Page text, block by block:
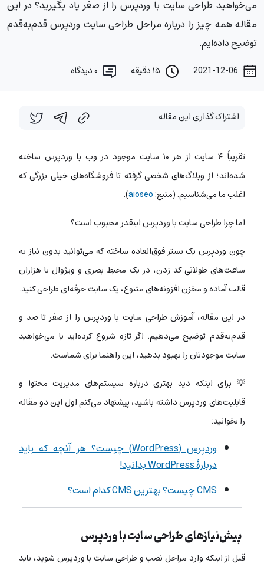
می‌خواهید طراحی سایت با وردپرس را از صفر یاد بگیرید؟ در این
مقاله همه چیز را درباره مراحل طراحی سایت وردپرس قدم‌به‌قدم
توضیح داده‌ایم.
دیدگاه
اشتراک گذاری این مقاله
تقریباً ۴ سایت از هر ۱۰ سایت موجود در وب با وردپرس ساخته
شده‌اند؛ از وبلاگ‌های شخصی گرفته تا فروشگاه‌های خیلی بزرگی که
اغلب ما می‌شناسیم. (منبع:aioseo
).
اما چرا طراحی سایت با وردپرس اینقدر محبوب است؟
چون وردپرس یک بستر فوق‌العاده ساخته که می‌توانید بدون نیاز به
ساعت‌های طولانی کد زدن، در یک محیط بصری و ویژوال با هزاران
قالب آماده و مخزن افزونه‌های متنوع، یک سایت حرفه‌ای طراحی کنید.
در این مقاله، آموزش طراحی سایت با وردپرس را از صفر تا صد و
قدم‌به‌قدم توضیح می‌دهیم. اگر تازه شروع کرده‌اید یا می‌خواهید
سایت موجودتان را بهبود بدهید، این راهنما برای شماست.
💡 برای اینکه دید بهتری درباره سیستم‌‌های مدیریت محتوا و
قابلیت‌های وردپرس داشته باشید، پیشنهاد می‌کنم اول این دو مقاله
را بخوانید:
وردپرس (WordPress) چیست؟ هر آنچه که باید
دربارۀ WordPress بدانید!
CMS چیست؟ بهترین CMS کدام است؟
پیش‌نیازهای طراحی سایت با وردپرس
قبل از اینکه وارد مراحل نصب و طراحی سایت با وردپرس شوید، باید